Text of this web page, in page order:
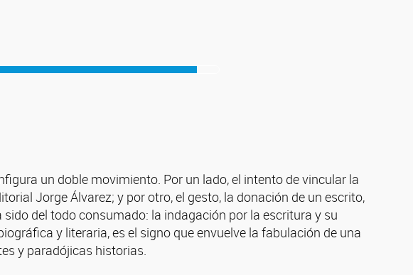
un doble movimiento. Por un lado, el intento de vincular la
Jorge Álvarez; y por otro, el gesto, la donación de un escrito,
del todo consumado: la indagación por la escritura y su
y literaria, es el signo que envuelve la fabulación de una
y paradójicas historias.